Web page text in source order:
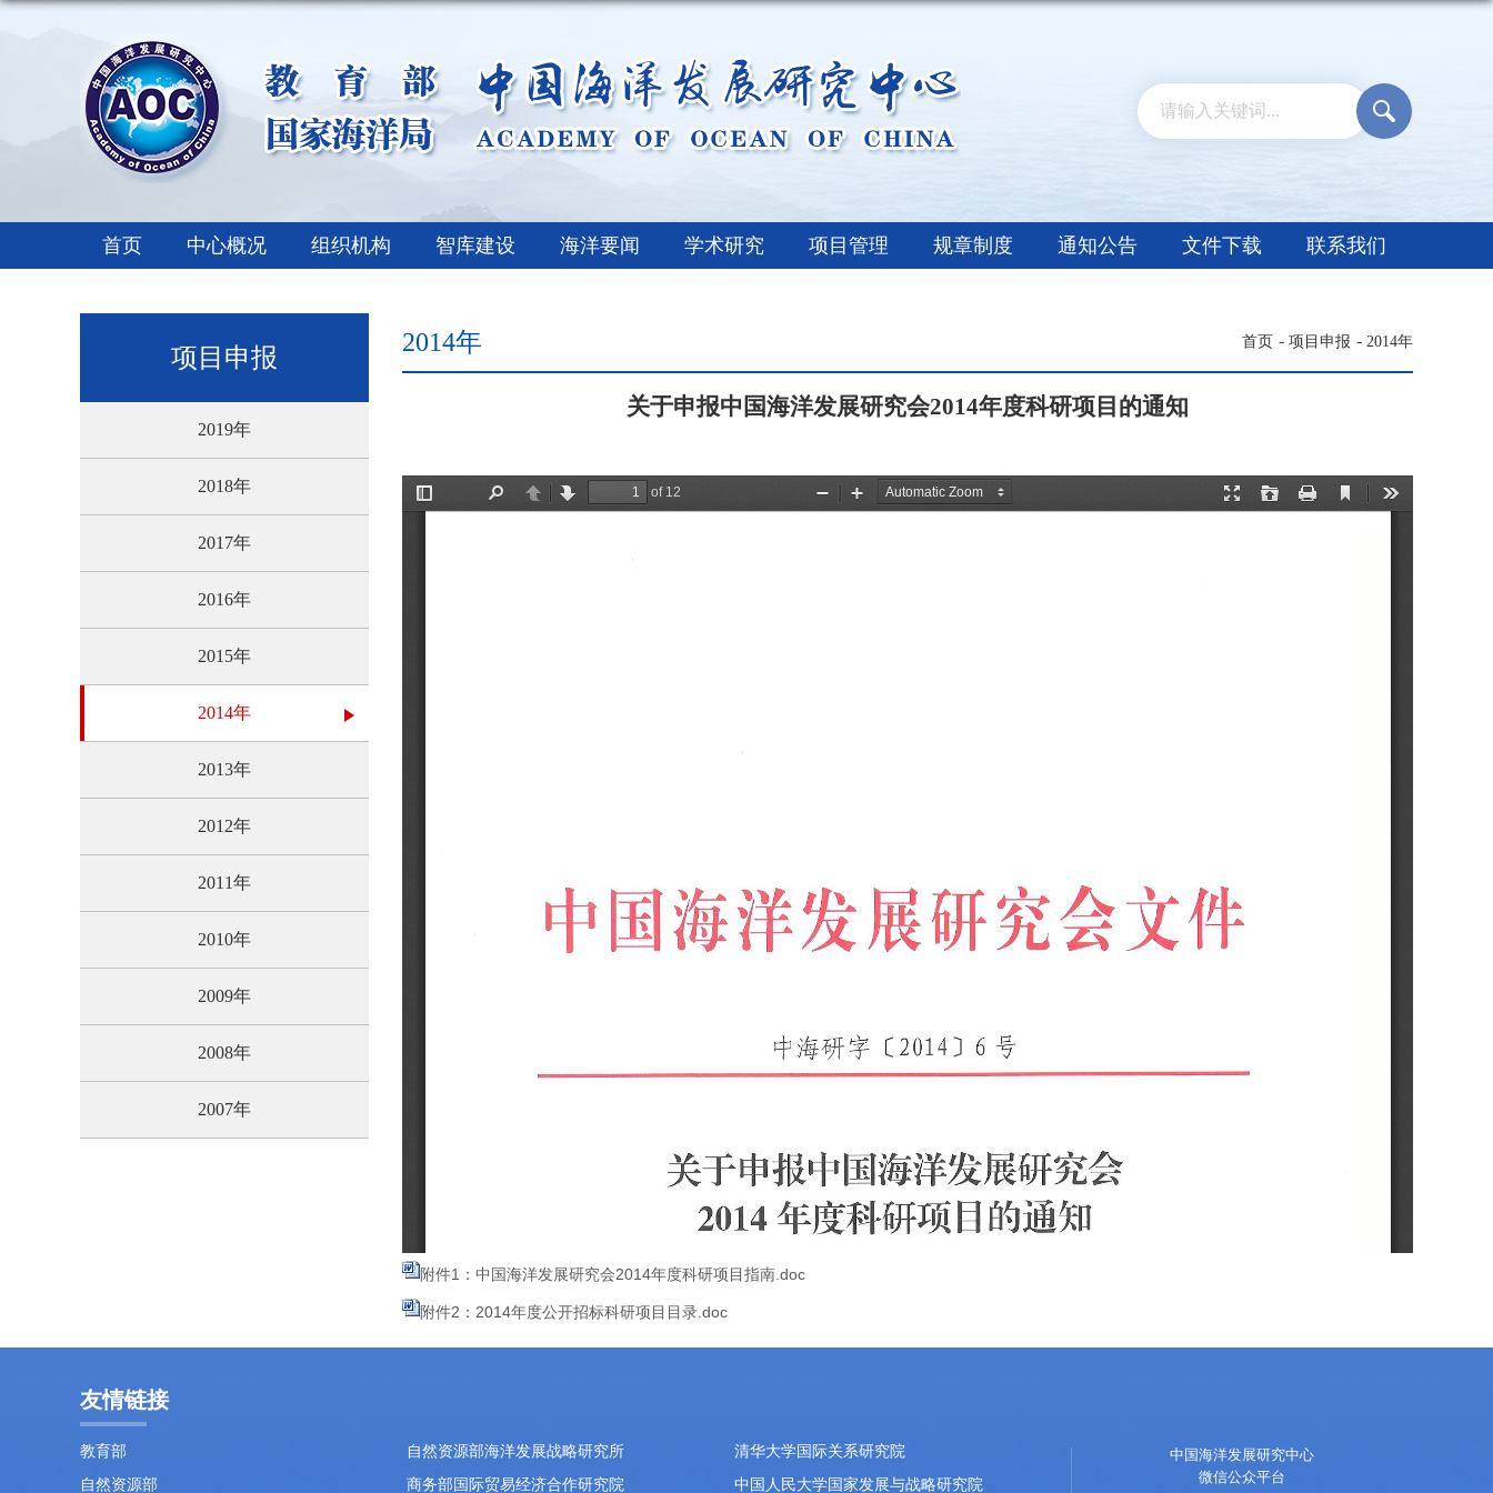
首页 中心概况 组织机构 智库建设 海洋要闻 学术研究 项目管理 规章制度 通知公告 文件下载 联系我们
项目申报
2019年
2018年
2017年
2016年
2015年
2014年
2013年
2012年
2011年
2010年
2009年
2008年
2007年
首页 项目申报 2014年
2014年
关于申报中国海洋发展研究会2014年度科研项目的通知
附件1：中国海洋发展研究会2014年度科研项目指南.doc
附件2：2014年度公开招标科研项目目录.doc
友情链接
教育部 自然资源部海洋发展战略研究所
清华大学国际关系研究院
自然资源部
商务部国际贸易经济合作研究院 中国人民大学国家发展与战略研究院
中国海洋发展研究中心
微信公众平台